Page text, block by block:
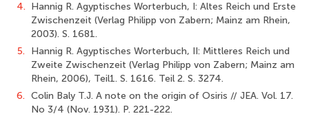
4. Hannig R. Agyptisches Worterbuch, I: Altes Reich und Erste
Zwischenzeit (Verlag Philipp von Zabern; Mainz am Rhein,
2003). S. 1681.
5.
Hannig R. Agyptisches Worterbuch, II: Mittleres Reich und
Zweite Zwischenzeit (Verlag Philipp von Zabern; Mainz am
Rhein, 2006), Teil1. S. 1616. Teil 2. S. 3274.
6. Colin Baly T.J. A note on the origin of Osiris // JEA. Vol. 17.
No 3/4 (Nov. 1931). P. 221-222.